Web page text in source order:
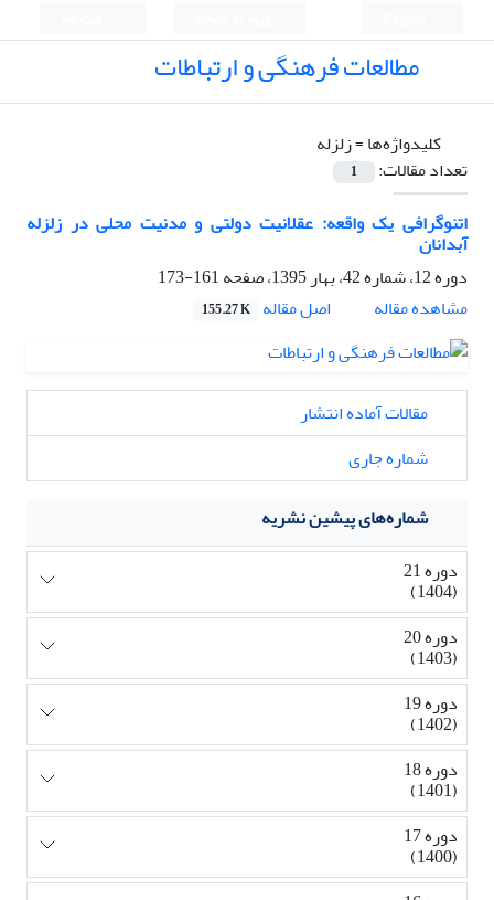
مطالعات فرهنگی و ارتباطات
کلیدواژه‌ها =زلزله
تعداد مقالات:
1
اتنوگرافی یک واقعه: عقلانیت دولتی و مدنیت محلی در زلزله
آبدانان
دوره 12، شماره 42، بهار 1395، صفحه
161-173
مشاهده مقاله
اصل مقاله 155.27 K
مقالات آماده انتشار
شماره جاری
شماره‌های پیشین نشریه
دوره 21
(1404)
دوره 20
(1403)
دوره 19
(1402)
دوره 18
(1401)
دوره 17
(1400)